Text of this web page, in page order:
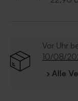
Vor Uhr
10/08/
› Alle